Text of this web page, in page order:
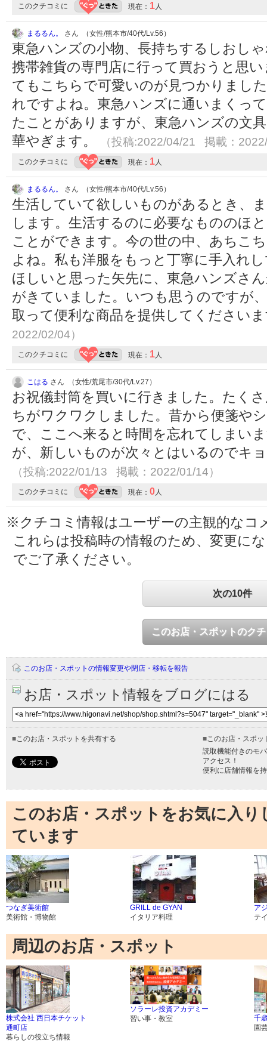
このクチコミに 現在： 1人
まるるん。 さん （女性/熊本市/40代/Lv.56）
東急ハンズの小物、長持ちするしおし
携帯雑貨の専門店に行って買おうと思
てもこちらで可愛いのが見つかりまし
れですよね。東急ハンズに通いまくっ
たことがありますが、東急ハンズの文
華やぎます。
（投稿:2022/04/21 掲載：
このクチコミに 現在： 1人
まるるん。 さん （女性/熊本市/40代/Lv.56）
生活していて欲しいものがあるとき、
します。生活するのに必要なもののほ
ことができます。今の世の中、あちこ
よね。私も洋服をもっと丁寧に手入れ
ほしいと思った矢先に、東急ハンズさ
がきていました。いつも思うのですが
取って便利な商品を提供してください
2022/02/04）
このクチコミに 現在： 1人
こはる さん （女性/荒尾市/30代/Lv.27）
お祝儀封筒を買いに行きました。たく
ちがワクワクしました。昔から便箋や
で、ここへ来ると時間を忘れてしまい
が、新しいものが次々とはいるのでキ
（投稿:2022/01/13 掲載：2022/01/14）
このクチコミに 現在： 0人
※クチコミ情報はユーザーの主観的なコ
これらは投稿時の情報のため、変更に
でご了承ください。
次の10件
このお店・スポットのク
このお店・スポットの情報変更や閉店・移転を報告
お店・スポット情報をブログにはる
■このお店・スポットを共有する ■このお店・スポッ
読取機能付きのモ
アクセス！
便利に店舗情報を
このお店・スポットをお気に入
ています
つなぎ美術館
美術館・博物館
GRILL de GYAN
イタリア料理
ア
テ
周辺のお店・スポット
株式会社 西日本チケット
通町店
暮らしの役立ち情報
ソラーレ投資アカデミー
習い事・教室
千
園